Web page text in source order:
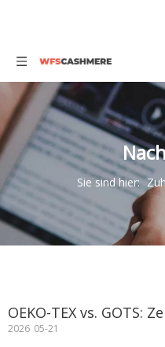
Sie sind hier:
2026 05-21